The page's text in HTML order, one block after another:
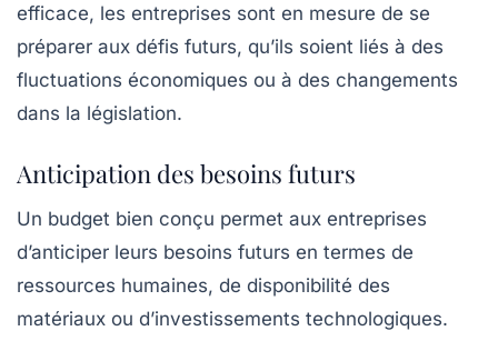
efficace, les entreprises sont en mesure de se
préparer aux défis futurs, qu’ils soient liés à des
fluctuations économiques ou à des changements
dans la législation.
Anticipation des besoins futurs
Un budget bien conçu permet aux entreprises
d’anticiper leurs besoins futurs en termes de
ressources humaines, de disponibilité des
matériaux ou d’investissements technologiques.